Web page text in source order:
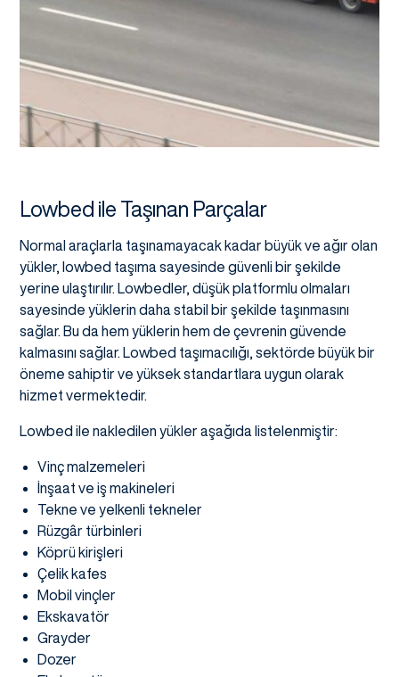
Lowbed ile Taşınan Parçalar
Normal araçlarla taşınamayacak kadar büyük ve ağır olan
yükler, lowbed taşıma sayesinde güvenli bir şekilde
yerine ulaştırılır. Lowbedler, düşük platformlu olmaları
sayesinde yüklerin daha stabil bir şekilde taşınmasını
sağlar. Bu da hem yüklerin hem de çevrenin güvende
kalmasını sağlar. Lowbed taşımacılığı, sektörde büyük bir
öneme sahiptir ve yüksek standartlara uygun olarak
hizmet vermektedir.
Lowbed ile nakledilen yükler aşağıda listelenmiştir:
Vinç malzemeleri
İnşaat ve iş makineleri
Tekne ve yelkenli tekneler
Rüzgâr türbinleri
Köprü kirişleri
Çelik kafes
Mobil vinçler
Ekskavatör
Grayder
Dozer